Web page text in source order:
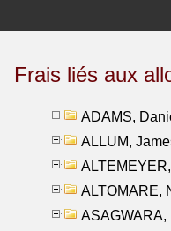
Frais liés aux
ADAMS,
ALLUM,
ALTOMARE,
ASAGWARA,